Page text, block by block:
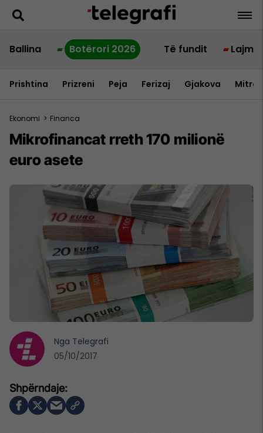
Ballina Botërori 2026 Të fundit Lajme
Prishtina Prizreni Peja Ferizaj Gjakova
Ekonomi > Financa
Mikrofinancat rreth 170 milionë
euro asete
Nga Telegrafi
05/10/2017